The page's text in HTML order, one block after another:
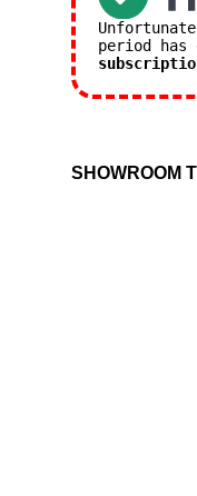
period has
SHOWROOM